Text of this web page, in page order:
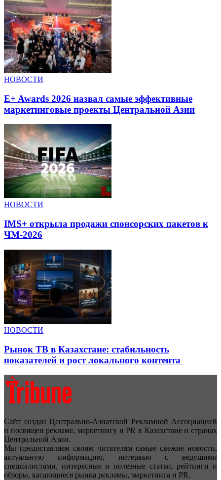
НОВОСТИ
E+ Awards 2026 назвал самые эффективные
маркетинговые проекты Центральной Азии
НОВОСТИ
IMS+ открыла продажи спонсорских пакетов к
ЧМ-2026
НОВОСТИ
Рынок ТВ в Казахстане: стабильность
показателей и рост локального контента
Сайт создан Центрально-Азиатской Рекламной Ассоциацией
и посвящен рекламе, маркетингу и PR в Казахстане и странах
Центральной Азии.
Мы предоставляем своим читателям самые свежие новости,
актуальную информацию, интервью с ведущими
специалистами, интересные и полезные статьи, рейтинги и
обзоры, касающиеся рынка рекламы, маркетинга и PR.